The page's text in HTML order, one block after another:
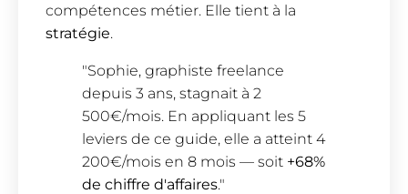
compétences métier. Elle tient à la
stratégie.
"Sophie, graphiste freelance
depuis 3 ans, stagnait à 2
500€/mois. En appliquant les 5
leviers de ce guide, elle a atteint 4
200€/mois en 8 mois — soit +68%
de chiffre d'affaires."